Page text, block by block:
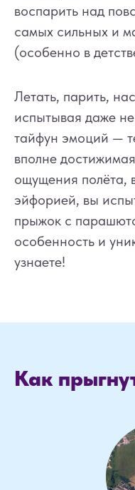
воспарить над
самых сильных и
(особенно в
Летать, парить,
испытывая даже
тайфун эмоций —
вполне
ощущения полёта,
эйфорией, вы
прыжок с
особенность и
узнаете!
Как